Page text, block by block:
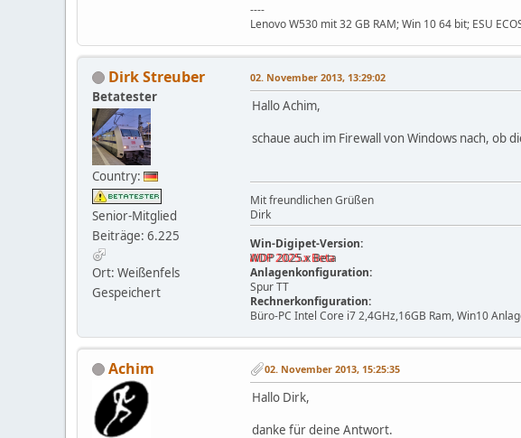
----
Lenovo W530 mit 32 GB RAM; Win 10 64 bit; ESU
Dirk Streuber
Betatester
Country:
Senior-Mitglied
Beiträge: 6.225
Ort: Weißenfels
Gespeichert
02. November 2013, 13:29:02
Hallo Achim,
schaue auch im Firewall von Windows nach, ob
Mit freundlichen Grüßen
Dirk
Win-Digipet-Version:
WDP 2025.x Beta
Anlagenkonfiguration:
Spur TT
Rechnerkonfiguration:
Büro-PC Intel Core i7 2,4GHz,16GB Ram, Win10
Achim 02. November 2013, 15:25:35
Hallo Dirk,
danke für deine Antwort.